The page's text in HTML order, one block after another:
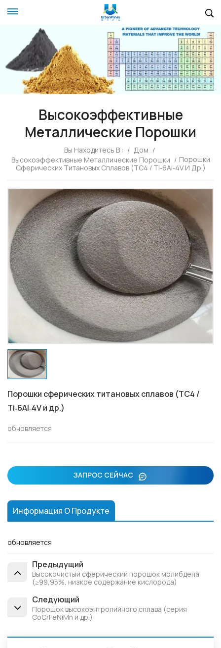
Высокоэффективные
Металлические Порошки
Вы Находитесь В : / Дом /
Высокоэффективные Металлические Порошки / Порошки
Сферических Титановых Сплавов (TC4 / Ti‑6Al‑4V И Др.)
Порошки сферических титановых сплавов (TC4 /
Ti‑6Al‑4V и др.)
обновляется
ЗАПРОС СЕЙЧАС
Информация О Продукте
обновляется
Предыдущий
Высокочистый сферический порошок молибдена
(≥99,95%, низкое содержание кислорода)
Следующий
Порошок высокоэнтропийного сплава (серия
CoCrFeNiMn и др.)